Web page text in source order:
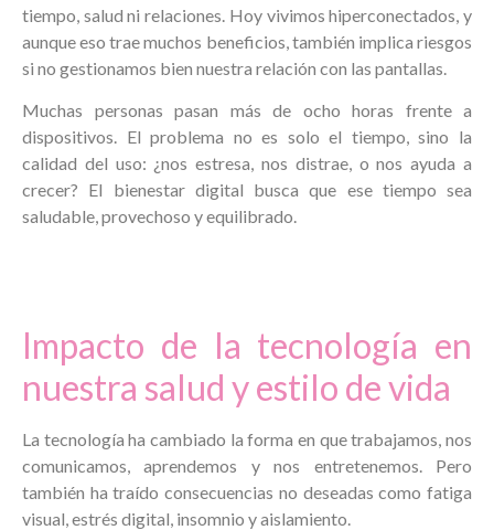
tiempo, salud ni relaciones. Hoy vivimos hiperconectados, y
aunque eso trae muchos beneficios, también implica riesgos
si no gestionamos bien nuestra relación con las pantallas.
Muchas personas pasan más de ocho horas frente a
dispositivos. El problema no es solo el tiempo, sino la
calidad del uso: ¿nos estresa, nos distrae, o nos ayuda a
crecer? El bienestar digital busca que ese tiempo sea
saludable, provechoso y equilibrado.
Impacto de la tecnología en
nuestra salud y estilo de vida
La tecnología ha cambiado la forma en que trabajamos, nos
comunicamos, aprendemos y nos entretenemos. Pero
también ha traído consecuencias no deseadas como fatiga
visual, estrés digital, insomnio y aislamiento.